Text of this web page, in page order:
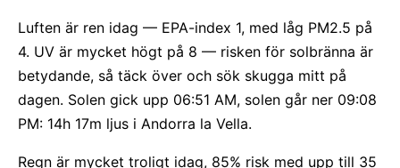
Luften är ren idag — EPA-index 1, med låg PM2.5 på
4. UV är mycket högt på 8 — risken för solbränna är
betydande, så täck över och sök skugga mitt på
dagen. Solen gick upp 06:51 AM, solen går ner 09:08
PM: 14h 17m ljus i Andorra la Vella.
Regn är mycket troligt idag, 85% risk med upp till 35